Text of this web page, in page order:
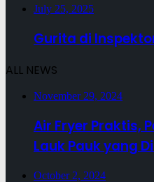
July 25, 2025
Gurita di
ALL NEWS
November 29, 2024
Air Fryer Praktis,
Lauk Pauk yang
October 2, 2024